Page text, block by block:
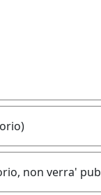
non verra'